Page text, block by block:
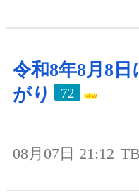
令和8年8月8
がり
72
08月07日 21:12